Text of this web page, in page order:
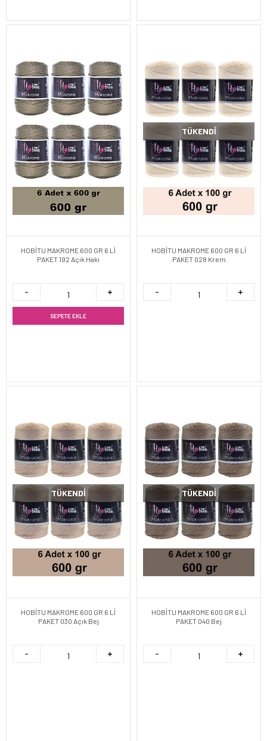
HOBİTU MAKROME 600 GR 6 Lİ
PAKET 192 Açık Haki
SEPETE EKLE
TÜKENDI
HOBİTU MAKROME 600 GR 6 Lİ
PAKET 028 Krem
TÜKENDI
HOBİTU MAKROME 600 GR 6 Lİ
PAKET 030 Açık Bej
TÜKENDI
HOBİTU MAKROME 600 GR 6 Lİ
PAKET 040 Bej